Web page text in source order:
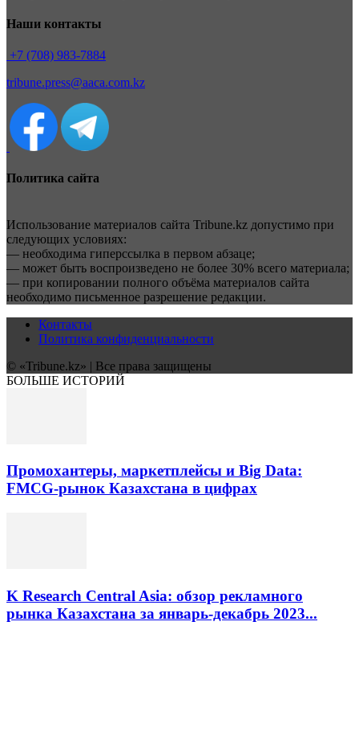
Наши контакты
+7 (708) 983-7884
tribune.press@aaca.com.kz
Политика сайта
Использование материалов сайта Tribune.kz допустимо при
следующих условиях:
— необходима гиперссылка в первом абзаце;
— может быть воспроизведено не более 30% всего материала;
— при копировании полного объёма материалов сайта
необходимо письменное разрешение редакции.
Контакты
Политика конфиденциальности
© «Tribune.kz» | Все права защищены
БОЛЬШЕ ИСТОРИЙ
Промохантеры, маркетплейсы и Big Data:
FMCG-рынок Казахстана в цифрах
K Research Central Asia: обзор рекламного
рынка Казахстана за январь-декабрь 2023...